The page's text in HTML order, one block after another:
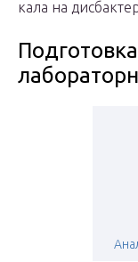
кала на